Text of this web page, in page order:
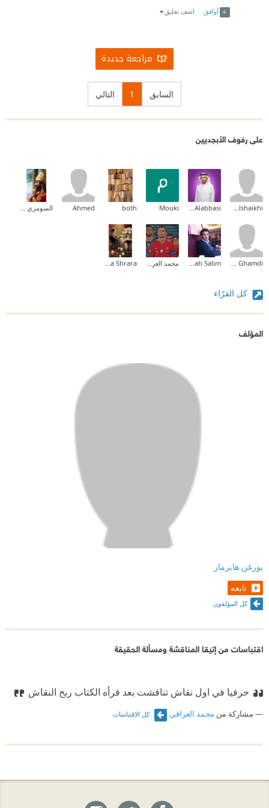
أوافق اضف تعليق
مراجعة جديدة
السابق 1 التالي
على رفوف الأبجديين
Amaal Alshaikhi
Ammar Alabbasi
Mouki
both
Ahmed السومري البصراوي
Ebtisam Ghamdi
Salah Salim محمد العراقي Zahraa Shrara
كل القرّاء
المؤلف
يورغن هابرماز
تابعه
كل المؤلفون
اقتباسات من إتيقا المناقشة ومسألة الحقيقة
حرفيا في اول نقاش تناقشت بعد قرأه الكتاب ربح النقاش
مشاركة من محمد العراقي كل الاقتباسات